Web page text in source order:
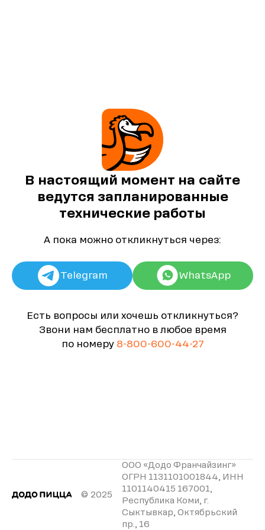
В настоящий момент на сайте
ведутся запланированные
технические работы
А пока можно откликнуться через:
Telegram WhatsApp
Есть вопросы или хочешь откликнуться?
Звони нам бесплатно в любое время
по номеру 8-800-600-44-27
© 2025
ООО «Додо Франчайзинг»
ОГРН 1131101001844, ИНН
1101140415 167001,
Республика Коми, г.
Сыктывкар, Октябрьский
пр., 16